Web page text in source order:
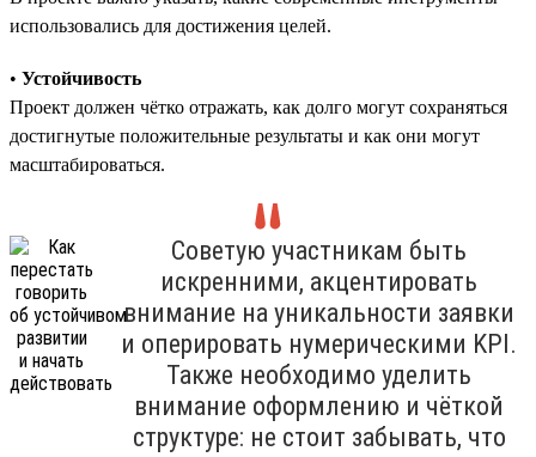
использовались для достижения целей.
• Устойчивость
Проект должен чётко отражать, как долго могут сохраняться
достигнутые положительные результаты и как они могут
масштабироваться.
Советую участникам быть
искренними, акцентировать
внимание на уникальности заявки
и оперировать нумерическими KPI.
Также необходимо уделить
внимание оформлению и чёткой
структуре: не стоит забывать, что